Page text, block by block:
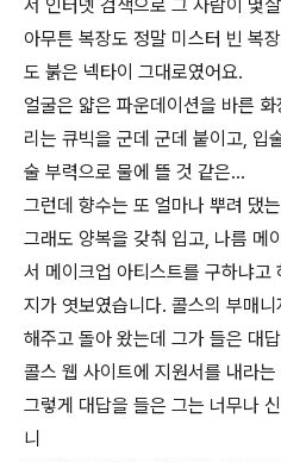
서 인터넷 검색으로 그 사람이 몇
아무튼 복장도 정말 미스터 빈 복
도 붉은 넥타이 그대로였어요.
얼굴은 얇은 파운데이션을 바른
리는 큐빅을 군데 군데 붙이고, 입
술 부력으로 물에 뜰 것 같은...
그런데 향수는 또 얼마나 뿌려 댔
그래도 양복을 갖춰 입고, 나름 메
서 메이크업 아티스트를 구하냐고
지가 엿보였습니다. 콜스의 부매
해주고 돌아 왔는데 그가 들은 대
콜스 웹 사이트에 지원서를 내라는
그렇게 대답을 들은 그는 너무나
니